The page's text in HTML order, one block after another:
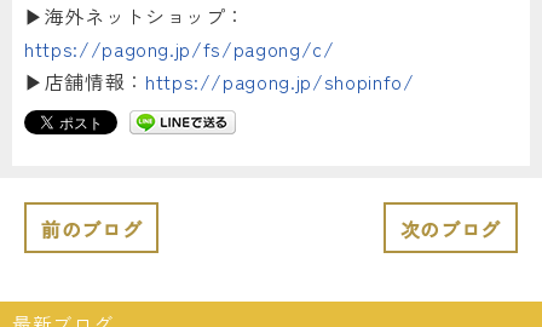
▶︎海外ネットショップ：
https://pagong.jp/fs/pagong/c/
▶︎店舗情報： https://pagong.jp/shopinfo/
前のブログ 次のブログ